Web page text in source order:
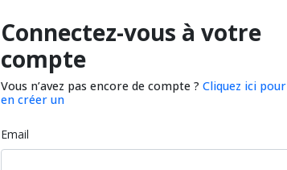
Connectez-vous à votre
compte
Vous n’avez pas encore de compte ? Cliquez ici pour
en créer un
Email